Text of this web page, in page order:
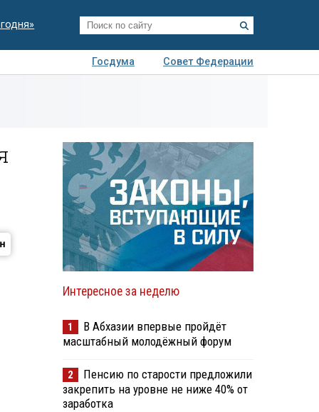
Госдума
Совет Федерации
Интересное за неделю
1
В Абхазии впервые пройдёт
масштабный молодёжный форум
2
Пенсию по старости предложили
закрепить на уровне не ниже 40% от
заработка